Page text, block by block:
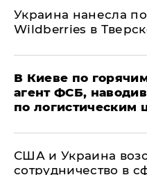
Украина нанесла
Wildberries в
В Киеве по
агент ФСБ,
по логистическим
США и Украина
сотрудничество в